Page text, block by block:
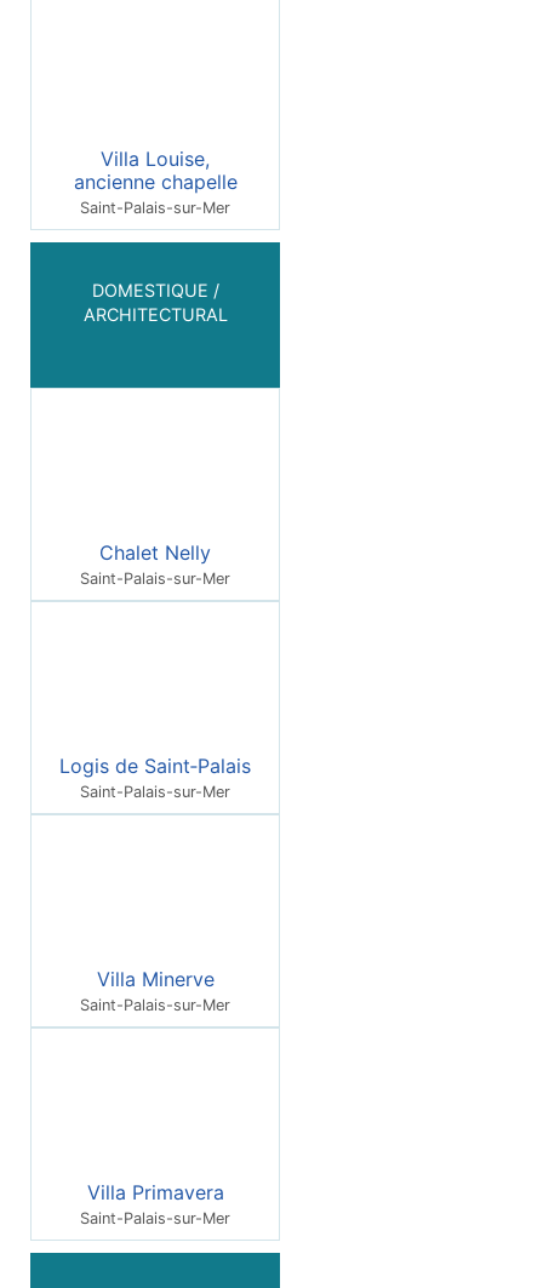
Villa Louise,
ancienne chapelle
Saint-Palais-sur-Mer
DOMESTIQUE /
ARCHITECTURAL
Chalet Nelly
Saint-Palais-sur-Mer
Logis de Saint‑Palais
Saint-Palais-sur-Mer
Villa Minerve
Saint-Palais-sur-Mer
Villa Primavera
Saint-Palais-sur-Mer